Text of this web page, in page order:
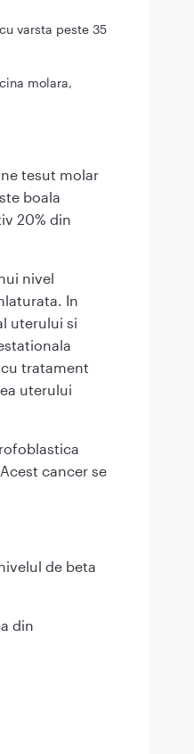
varsta peste 35
molara,
tesut molar
boala
20% din
nivel
In
uterului si
tratament
uterului
cancer se
de beta
din